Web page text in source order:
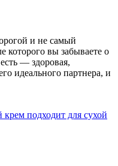
и не самый
которого вы забываете о
— здоровая,
идеального партнера, и
крем подходит для сухой